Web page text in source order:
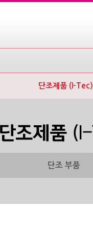
단조제품 (I-Tec)
단조 부품